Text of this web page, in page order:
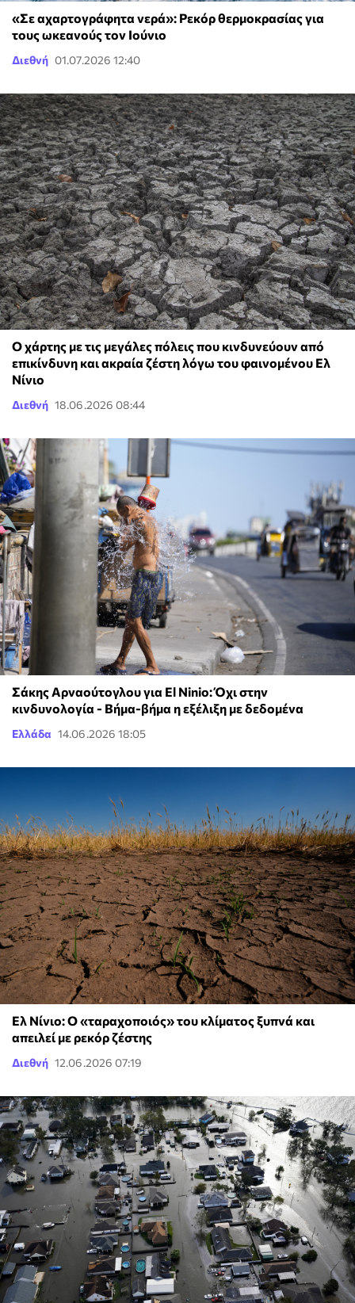
«Σε αχαρτογράφητα νερά»: Ρεκόρ θερμοκρασίας για
τους ωκεανούς τον Ιούνιο
Διεθνή 01.07.2026 12:40
Ο χάρτης με τις μεγάλες πόλεις που κινδυνεύουν από
επικίνδυνη και ακραία ζέστη λόγω του φαινομένου Ελ
Νίνιο
Διεθνή 18.06.2026 08:44
Σάκης Αρναούτογλου για El Ninio: Όχι στην
κινδυνολογία - Βήμα-βήμα η εξέλιξη με δεδομένα
Ελλάδα 14.06.2026 18:05
Ελ Νίνιο: Ο «ταραχοποιός» του κλίματος ξυπνά και
απειλεί με ρεκόρ ζέστης
Διεθνή 12.06.2026 07:19